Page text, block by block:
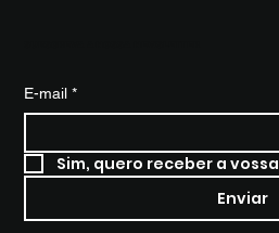
E-mail *
Sim, quero receber a
Enviar